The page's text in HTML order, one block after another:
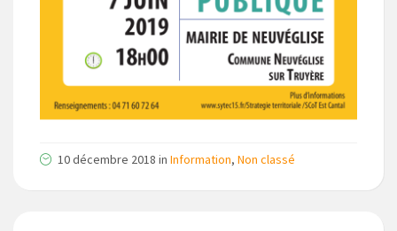
10 décembre 2018 in Information, Non classé